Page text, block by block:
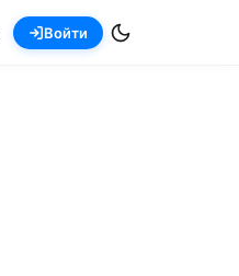
Войти